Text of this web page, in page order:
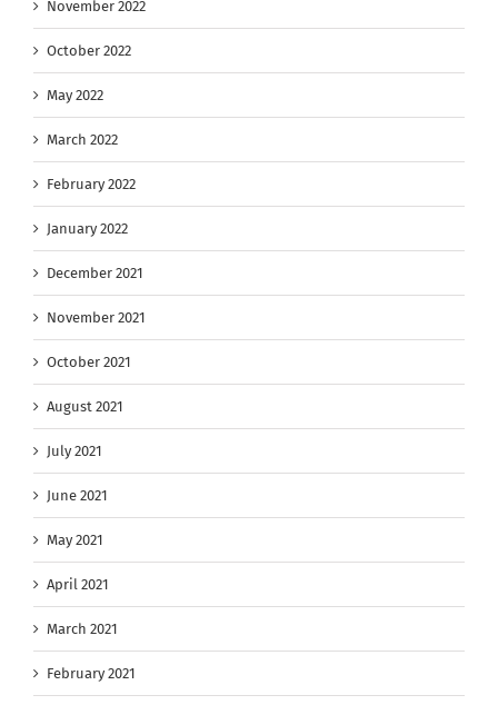
November 2022
October 2022
May 2022
March 2022
February 2022
January 2022
December 2021
November 2021
October 2021
August 2021
July 2021
June 2021
May 2021
April 2021
March 2021
February 2021